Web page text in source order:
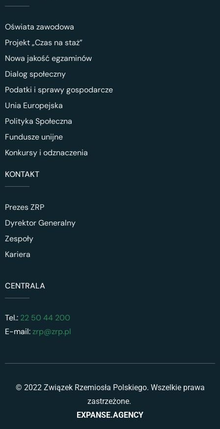
Oświata zawodowa
Projekt „Czas na staż”
Nowa jakość egzaminów
Dialog społeczny
Podatki i sprawy gospodarcze
Unia Europejska
Polityka Społeczna
Fundusze unijne
Konkursy i odznaczenia
KONTAKT
Prezes ZRP
Dyrektor Generalny
Zespoły
Kariera
CENTRALA
Tel.: 22 50 44 200
E-mail:zrp@zrp.pl
© 2022 Związek Rzemiosła Polskiego. Wszelkie prawa
zastrzeżone.
EXPANSE.AGENCY